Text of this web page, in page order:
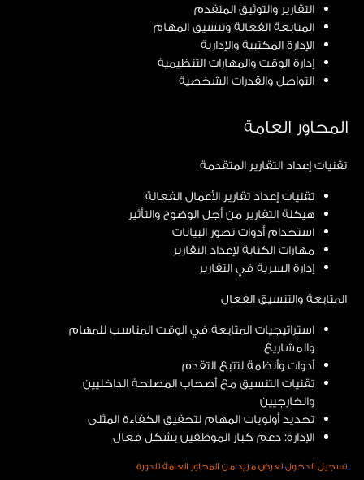
التقارير والتوثيق المتقدم
المتابعة الفعالة وتنسيق المهام
الإدارة المكتبية والإدارية
إدارة الوقت والمهارات التنظيمية
التواصل والقدرات الشخصية
المحاور العامة
تقنيات إعداد التقارير المتقدمة
تقنيات إعداد تقارير الأعمال الفعالة
هيكلة التقارير من أجل الوضوح والتأثير
استخدام أدوات تصور البيانات
مهارات الكتابة لإعداد التقارير
إدارة السرية في التقارير
المتابعة والتنسيق الفعال
استراتيجيات المتابعة في الوقت المناسب للمهام
والمشاريع
أدوات وأنظمة لتتبع التقدم
تقنيات التنسيق مع أصحاب المصلحة الداخليين
والخارجيين
تحديد أولويات المهام لتحقيق الكفاءة المثلى
الإدارة: دعم كبار الموظفين بشكل فعال
تسجيل الدخول لعرض مزيد من المحاور العامة للدورة